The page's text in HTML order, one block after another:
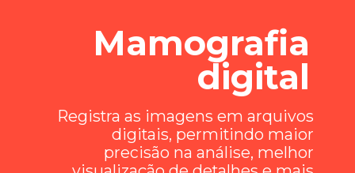
Mamografia
digital
Registra as imagens em arquivos
digitais, permitindo maior
precisão na análise, melhor